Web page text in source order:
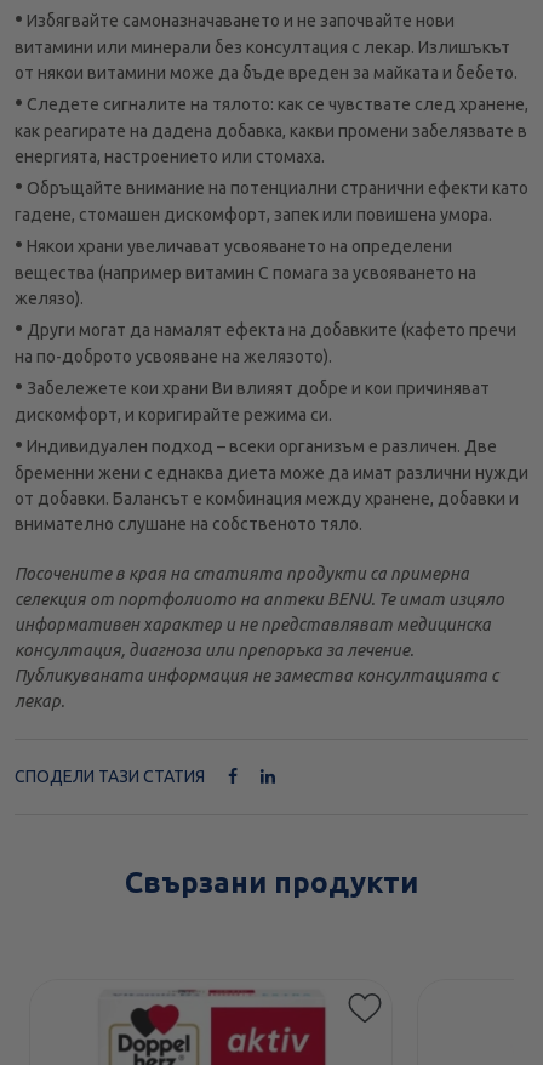
• Избягвайте самоназначаването и не започвайте нови
витамини или минерали без консултация с лекар. Излишъкът
от някои витамини може да бъде вреден за майката и бебето.
• Следете сигналите на тялото: как се чувствате след хранене,
как реагирате на дадена добавка, какви промени забелязвате в
енергията, настроението или стомаха.
• Обръщайте внимание на потенциални странични ефекти като
гадене, стомашен дискомфорт, запек или повишена умора.
• Някои храни увеличават усвояването на определени
вещества (например витамин C помага за усвояването на
желязо).
• Други могат да намалят ефекта на добавките (кафето пречи
на по-доброто усвояване на желязото).
• Забележете кои храни Ви влияят добре и кои причиняват
дискомфорт, и коригирайте режима си.
• Индивидуален подход – всеки организъм е различен. Две
бременни жени с еднаква диета може да имат различни нужди
от добавки. Балансът е комбинация между хранене, добавки и
внимателно слушане на собственото тяло.
Посочените в края на статията продукти са примерна
селекция от портфолиото на аптеки BENU. Те имат изцяло
информативен характер и не представляват медицинска
консултация, диагноза или препоръка за лечение.
Публикуваната информация не замества консултацията с
лекар.
СПОДЕЛИ ТАЗИ СТАТИЯ
Свързани продукти